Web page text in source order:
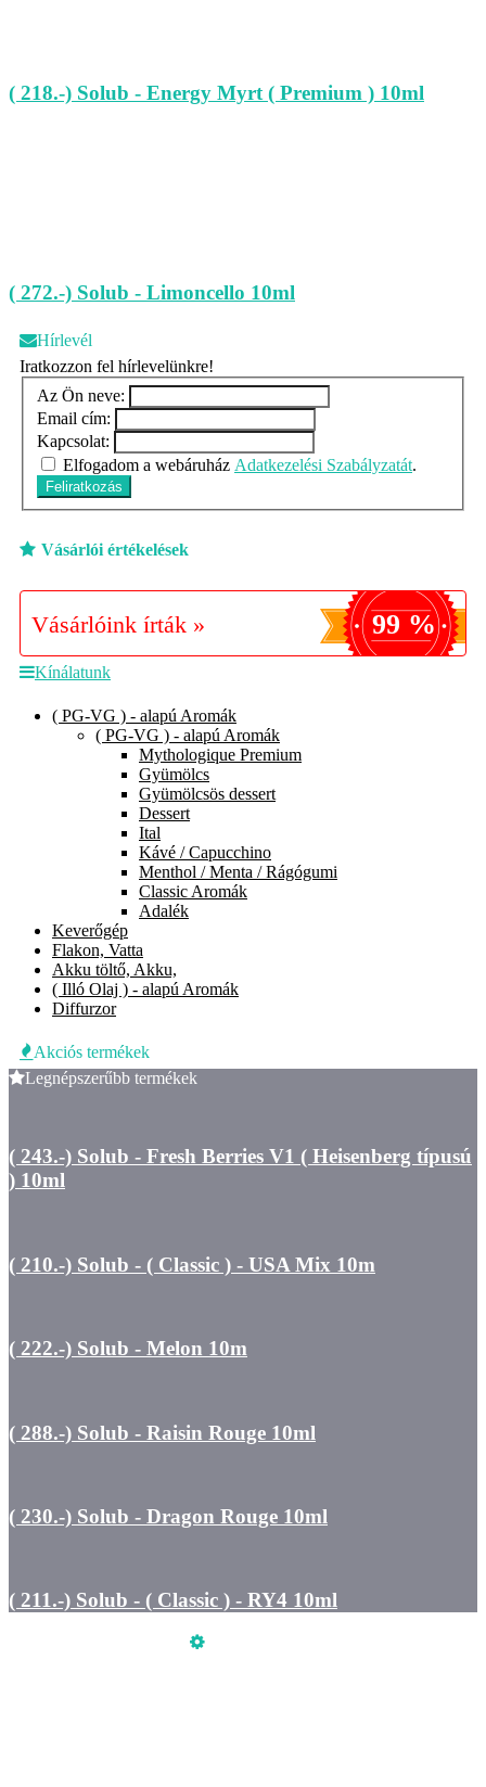
( 218.-) Solub - Energy Myrt ( Premium ) 10ml
( 272.-) Solub - Limoncello 10ml
Hírlevél
Iratkozzon fel hírlevelünkre!
Az Ön neve:
Email cím:
Kapcsolat:
Elfogadom a webáruház Adatkezelési Szabályzatát.
Feliratkozás
Vásárlói értékelések
Vásárlóink írták » 99 %
Kínálatunk
( PG-VG ) - alapú Aromák
( PG-VG ) - alapú Aromák
Mythologique Premium
Gyümölcs
Gyümölcsös dessert
Dessert
Ital
Kávé / Capucchino
Menthol / Menta / Rágógumi
Classic Aromák
Adalék
Keverőgép
Flakon, Vatta
Akku töltő, Akku,
( Illó Olaj ) - alapú Aromák
Diffurzor
Akciós termékek
Legnépszerűbb termékek
( 243.-) Solub - Fresh Berries V1 ( Heisenberg típusú
) 10ml
( 210.-) Solub - ( Classic ) - USA Mix 10m
( 222.-) Solub - Melon 10m
( 288.-) Solub - Raisin Rouge 10ml
( 230.-) Solub - Dragon Rouge 10ml
( 211.-) Solub - ( Classic ) - RY4 10ml